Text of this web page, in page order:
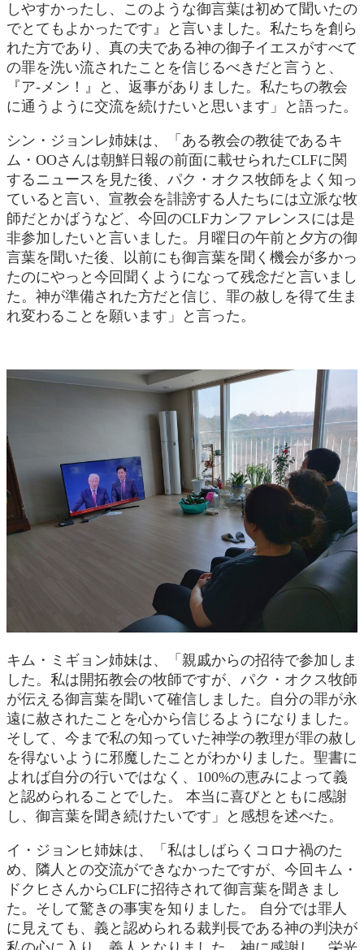
しやすかったし、このような御言葉は初めて聞いたの
でとてもよかったです』と言いました。私たちを創ら
れた方であり、真の夫である神の御子イエスがすべて
の罪を洗い流されたことを信じるべきだと言うと、
『ア-メン！』と、返事がありました。私たちの教会
に通うように交流を続けたいと思います」と語った。
シン・ジョンレ姉妹は、「ある教会の教徒であるキ
ム・OOさんは朝鮮日報の前面に載せられたCLFに関
するニュースを見た後、パク・オクス牧師をよく知っ
ていると言い、宣教会を誹謗する人たちには立派な牧
師だとかばうなど、今回のCLFカンファレンスには是
非参加したいと言いました。月曜日の午前と夕方の御
言葉を聞いた後、以前にも御言葉を聞く機会が多かっ
たのにやっと今回聞くようになって残念だと言いまし
た。神が準備された方だと信じ、罪の赦しを得て生ま
れ変わることを願います」と言った。
キム・ミギョン姉妹は、「親戚からの招待で参加しま
した。私は開拓教会の牧師ですが、パク・オクス牧師
が伝える御言葉を聞いて確信しました。自分の罪が永
遠に赦されたことを心から信じるようになりました。
そして、今まで私の知っていた神学の教理が罪の赦し
を得ないように邪魔したことがわかりました。聖書に
よれば自分の行いではなく、100%の恵みによって義
と認められることでした。 本当に喜びとともに感謝
し、御言葉を聞き続けたいです」と感想を述べた。
イ・ジョンヒ姉妹は、「私はしばらくコロナ禍のた
め、隣人との交流ができなかったですが、今回キム・
ドクヒさんからCLFに招待されて御言葉を聞きまし
た。そして驚きの事実を知りました。 自分では罪人
に見えても、義と認められる裁判長である神の判決が